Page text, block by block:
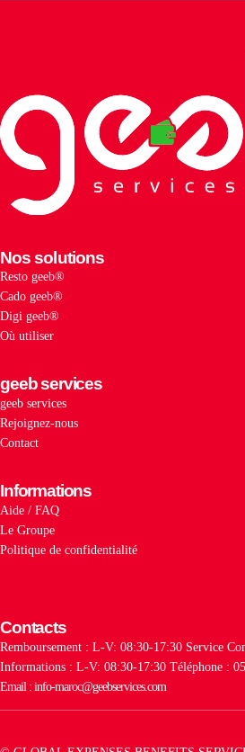
Nos solutions
Resto geeb®
Cado geeb®
Digi geeb®
Où utiliser
geeb services
geeb services
Rejoignez-nous
Contact
Informations
Aide / FAQ
Le Groupe
Politique de confidentialité
Contacts
Remboursement : L-V: 08:30-17:30 Service
Informations : L-V: 08:30-17:30 Téléphone :
Email : info-maroc@geebservices.com